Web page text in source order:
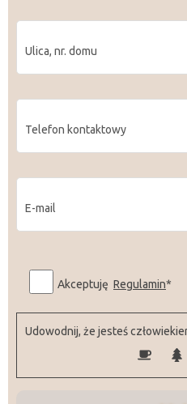
l
Akceptuję Regulamin*
Udowodnij, że jesteś